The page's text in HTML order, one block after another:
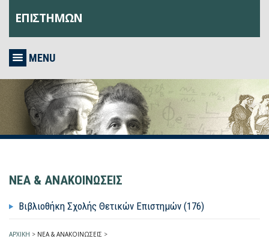
ΕΠΙΣΤΗΜΩΝ
MENU
ΝΕΑ & ΑΝΑΚΟΙΝΩΣΕΙΣ
Βιβλιοθήκη Σχολής Θετικών Επιστημών (176)
ΑΡΧΙΚΗ > ΝΕΑ & ΑΝΑΚΟΙΝΩΣΕΙΣ >